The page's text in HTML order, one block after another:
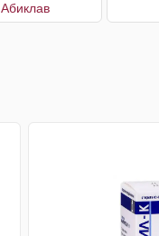
Абиклав